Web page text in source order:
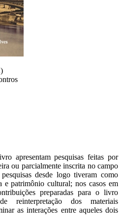
apresentam pesquisas feitas por
ou parcialmente inscrita no campo
desde logo tiveram como
e patrimônio cultural; nos casos em
preparadas para o livro
reinterpretação dos materiais
as interações entre aqueles dois